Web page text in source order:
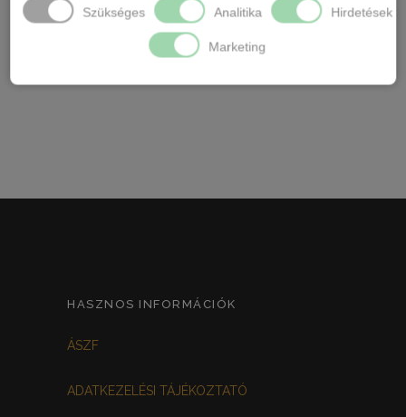
gumírozás a csípő részen.
Kedveled a kényelmes viseletet? Akkor ezt a
HASZNOS INFORMÁCIÓK
ÁSZF
ADATKEZELÉSI TÁJÉKOZTATÓ
Szükséges Analitika Hirdetések
Marketing